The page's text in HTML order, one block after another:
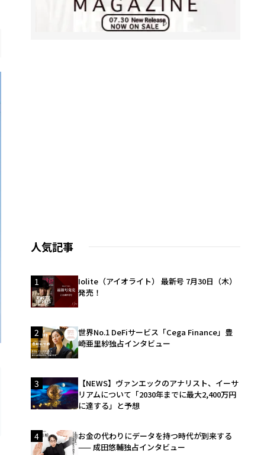
人気記事
1
Iolite（アイオライト） 最新号 7月30日（木）
発売！
2
世界No.1 DeFiサービス「Cega Finance」豊
崎亜里紗独占インタビュー
3
【NEWS】ヴァンエックのアナリスト、イーサ
リアムについて「2030年までに最大2,400万円
に達する」と予想
4
お金の代わりにデータを持つ時代が到来する
—— 成田悠輔独占インタビュー